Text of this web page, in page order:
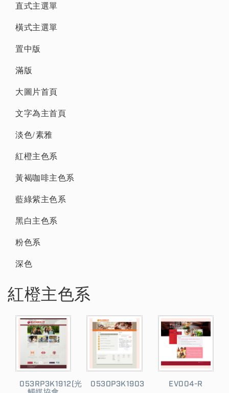
直式主選單
橫式主選單
置中版
滿版
大圖片首頁
文字為主首頁
淡色/素雅
紅橙主色系
黃褐咖啡主色系
藍綠紫主色系
黑白主色系
粉色系
深色
紅橙主色系
053RP3K1912(光
053OP3K1903 EV004-R